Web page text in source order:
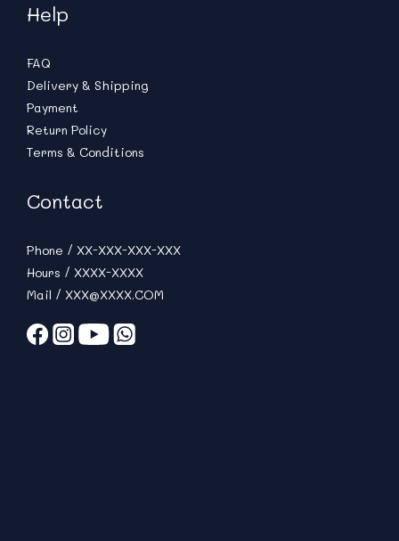
Help
FAQ
Delivery & Shipping
Payment
Return Policy
Terms & Conditions
Contact
Phone / XX-XXX-XXX-XXX
Hours / XXXX-XXXX
Mail / XXX@XXXX.COM